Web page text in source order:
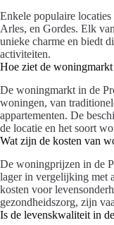
Enkele populaire
Arles, en Gordes. Elk
unieke charme en biedt
activiteiten.
Hoe ziet de
De woningmarkt in de
woningen, van
appartementen. De
de locatie en het soort
Wat zijn de kosten van
De woningprijzen in de
lager in vergelijking met
kosten voor
gezondheidszorg, zijn
Is de levenskwaliteit in